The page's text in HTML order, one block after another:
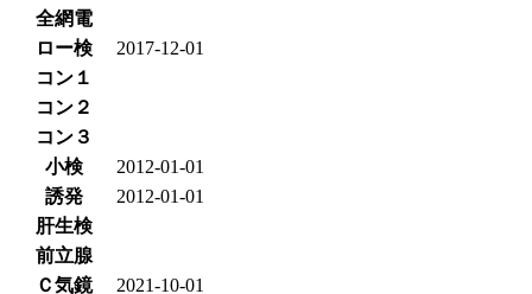
全網電
ロー検
2017-12-01
コン１
コン２
コン３
小検
2012-01-01
誘発
2012-01-01
肝生検
前立腺
Ｃ気鏡
2021-10-01